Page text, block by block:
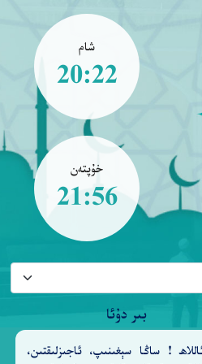
شام
20:22
خۇپتەن
21:56
بىر دۇئا
! ساڭا سېغىنىپ، ئاجىزلىقتىن،
كَدَأْبِ ءَالِ فِرْعَوْنَ
ٱلدَّوَآبِّ عِندَ ٱللَّهِ
فِى ٱلْحَرْبِ فَشَرِّدْ
وَلَا يَحْسَبَنَّ ٱلَّذِينَ
وَءَاخَرِينَ مِن دُونِهِمْ
فَٱجْنَحْ لَهَا وَتَوَكَّلْ